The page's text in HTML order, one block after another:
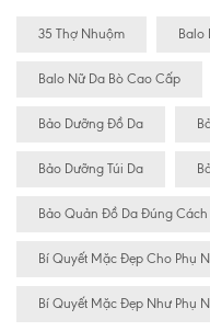
35 Thợ Nhuộm Balo
Balo Nữ Da Bò Cao Cấp
Bảo Dưỡng Đồ Da
Bảo Dưỡng Túi Da
Bảo Quản Đồ Da Đúng Cách
Bí Quyết Mặc Đẹp Cho Phụ
Bí Quyết Mặc Đẹp Như Phụ